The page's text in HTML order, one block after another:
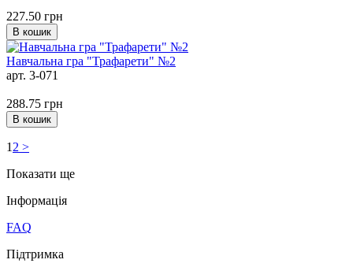
227.50 грн
В кошик
Навчальна гра "Трафарети" №2
арт. 3-071
288.75 грн
В кошик
1 2 >
Показати ще
Iнформація
FAQ
Підтримка